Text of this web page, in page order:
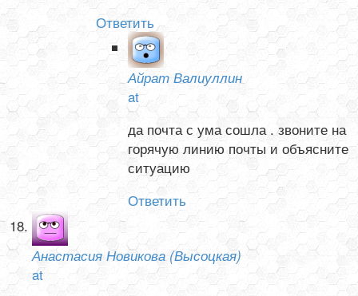
Ответить
Айрат Валиуллин
at
да почта с ума сошла . звоните на
горячую линию почты и объясните
ситуацию
Ответить
Анастасия Новикова (Высоцкая)
at